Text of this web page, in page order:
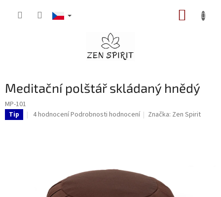
Meditační polštář skládaný hnědý
MP-101
Tip
Průměrné
hvězdiček.
4 hodnoceníPodrobnosti hodnocení Značka: Zen Spirit